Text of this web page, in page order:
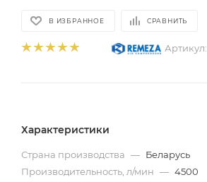
В ИЗБРАННОЕ СРАВНИТЬ
Артикул:
Характеристики
Страна производства — Беларусь
Производительность, л/мин — 4500